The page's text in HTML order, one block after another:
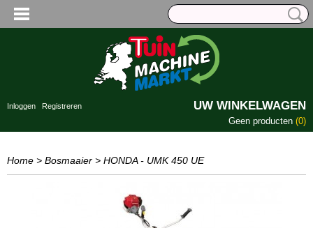
Inloggen Registreren UW WINKELWAGEN
Geen producten (0)
Home > Bosmaaier > HONDA - UMK 450 UE